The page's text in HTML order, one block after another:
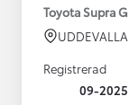
Toyota Supra
UDDEVALLA
Registrerad
09-2025